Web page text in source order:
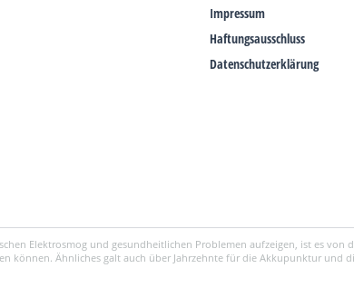
Impressum
Haftungsausschluss
Datenschutzerklärung
Elektrosmog und gesundheitlichen Problemen aufzeigen, ist es
können. Ähnliches galt auch über Jahrzehnte für die Akkupunktur und